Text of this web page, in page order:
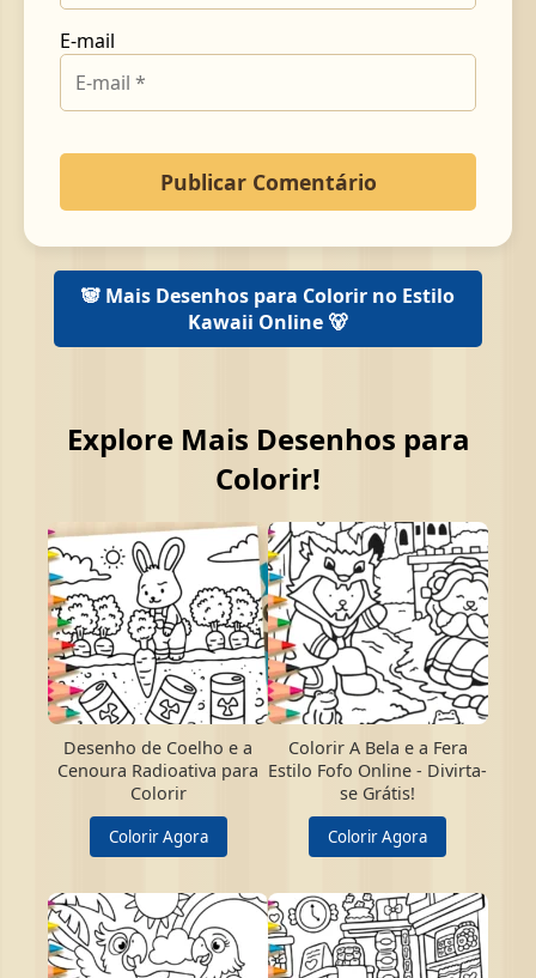
E-mail
🐼 Mais Desenhos para Colorir no Estilo
Kawaii Online 🐻
Explore Mais Desenhos para
Colorir!
Desenho de Coelho e a
Cenoura Radioativa para
Colorir
Colorir Agora
Colorir A Bela e a Fera
Estilo Fofo Online - Divirta-
se Grátis!
Colorir Agora